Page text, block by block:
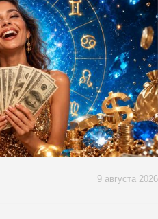
9 августа 2026